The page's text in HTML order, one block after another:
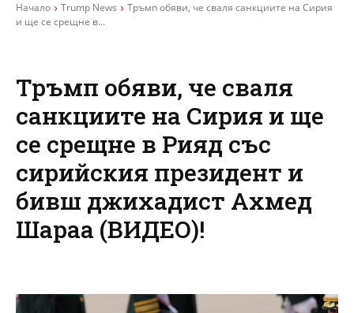
Начало Trump News
Тръмп обяви, че сваля санкциите на Сирия
и ще се срещне в...
Тръмп обяви, че сваля
санкциите на Сирия и ще
се срещне в Рияд със
сирийския президент и
бивш джихадист Ахмед
Шараа (ВИДЕО)!